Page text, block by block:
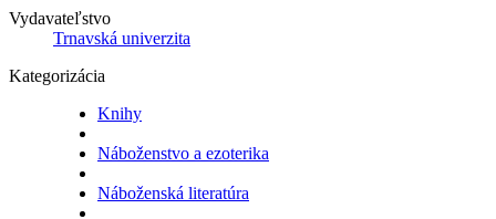
Vydavateľstvo
Trnavská univerzita
Kategorizácia
Knihy
Náboženstvo a ezoterika
Náboženská literatúra